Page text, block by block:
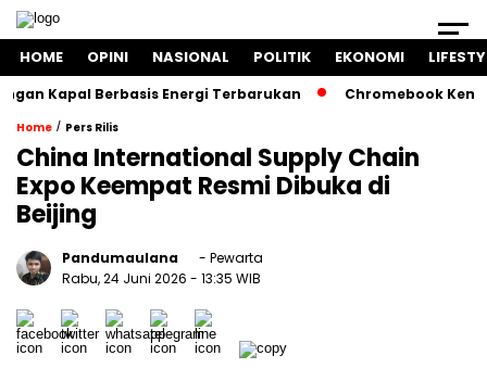
HOME OPINI NASIONAL POLITIK EKONOMI
Kapal Berbasis Energi Terbarukan Chromebook
Home / Pers Rilis
China International Supply Chain
Expo Keempat Resmi Dibuka di
Beijing
Pandumaulana
- Pewarta
Rabu, 24 Juni 2026 - 13:35 WIB